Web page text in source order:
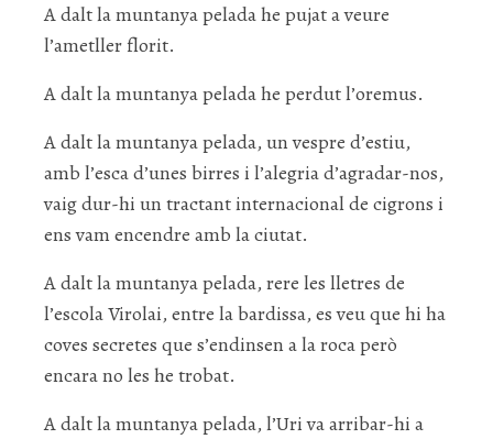
A dalt la muntanya pelada he pujat a veure
l’ametller florit.
A dalt la muntanya pelada he perdut l’oremus.
A dalt la muntanya pelada, un vespre d’estiu,
amb l’esca d’unes birres i l’alegria d’agradar-nos,
vaig dur-hi un tractant internacional de cigrons i
ens vam encendre amb la ciutat.
A dalt la muntanya pelada, rere les lletres de
l’escola Virolai, entre la bardissa, es veu que hi ha
coves secretes que s’endinsen a la roca però
encara no les he trobat.
A dalt la muntanya pelada, l’Uri va arribar-hi a